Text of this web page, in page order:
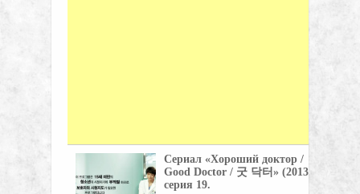
Сериал «Хороший доктор /
Good Doctor / 굿 닥터» (2013),
серия 19.